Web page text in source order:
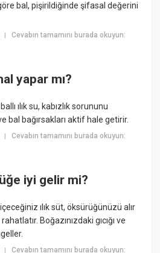
bal, pişirildiğinde şifasal değerini
|Cevabın tamamını burada okuyun:
yapar mı?
ılık su, kabızlık sorununu
bal bağırsakları aktif hale getirir.
|Cevabın tamamını burada okuyun:
iyi gelir mi?
ılık süt, öksürüğünüzü alır
Boğazınızdaki gıcığı ve
|Cevabın tamamını burada okuyun: